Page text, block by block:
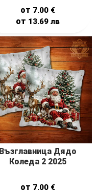
от 7.00 €
от 13.69лв
Възглавница Дядо
Коледа 2 2025
от 7.00 €